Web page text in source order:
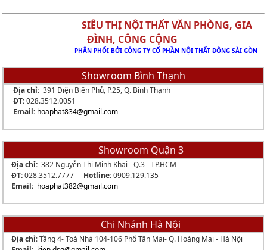
SIÊU THỊ NỘI THẤT VĂN PHÒNG, GIA
ĐÌNH, CÔNG CỘNG
PHÂN PHỐI BỞI CÔNG TY CỔ PHẦN NỘI THẤT ĐÔNG SÀI GÒN
Showroom Bình Thạnh
Địa chỉ:391 Điện Biên Phủ, P.25, Q. Bình Thạnh
ĐT:028.3512.0051
Email: hoaphat834@gmail.com
Showroom Quận 3
Địa chỉ:382 Nguyễn Thị Minh Khai - Q.3 - TP.HCM
ĐT:028.3512.7777 - Hotline:0909.129.135
Email: hoaphat382@gmail.com
Chi Nhánh Hà Nội
Địa chỉ: Tầng 4- Toà Nhà 104-106 Phố Tân Mai- Q. Hoàng Mai - Hà Nội